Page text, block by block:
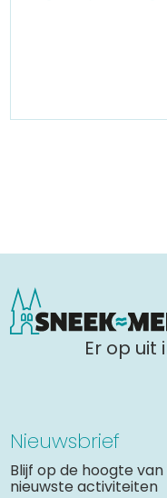
UITagenda
Vakantie vieren in Sneek
Uitgaan in Sneek
Overnachten in Sneek
Citygame
De leukste routes
Winkelen in Sneek
Er op
Nieuwsbrief
Blijf op de hoogte van
nieuwste activiteiten